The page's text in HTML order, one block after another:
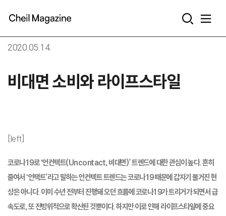
2020.05.14.
비대면 소비와 라이프스타일
[left]
코로나19로 ‘언컨텍트(Uncontact, 비대면)’ 트렌드에 대한 관심이 높다. 흔히
줄여서 ‘언택트’라고 말하는 언컨텍트 트렌드는 코로나19 때문에 갑자기 불거진 현
상은 아니다. 이미 수년 전부터 진행돼 오던 흐름에 코로나19가 트리거가 되면서 급
속도로, 또 전방위적으로 확산된 것뿐이다. 하지만 이로 인해 라이프스타일에 중요